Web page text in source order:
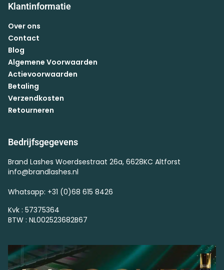
Klantinformatie
Over ons
Contact
Blog
Algemene Voorwaarden
Actievoorwaarden
Betaling
Verzendkosten
Retourneren
Bedrijfsgegevens
Brand Lashes Woerdsestraat 26a, 6628KC Altforst
info@brandlashes.nl
Whatsapp: +31 (0)68 615 8426
Kvk : 57375364
BTW : NL002523682B67